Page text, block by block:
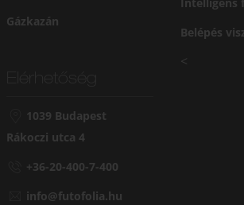
Gázkazán
Belépés
<
1039 Budapest
Rákoczi utca 4
+36-20-400-7-400
info@futofolia.hu